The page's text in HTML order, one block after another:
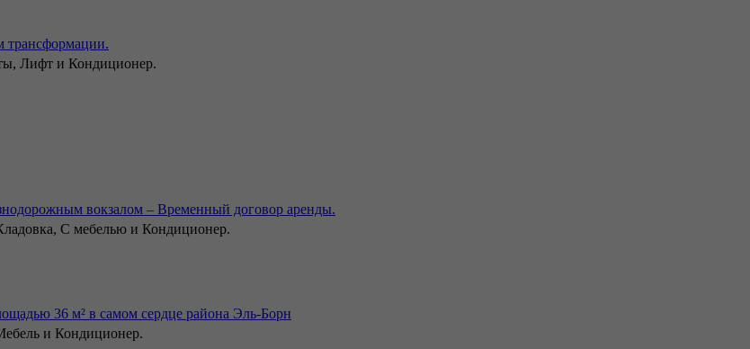
трансформации.
Лифт и Кондиционер.
вокзалом – Временный договор аренды.
С мебелью и Кондиционер.
36 м² в самом сердце района Эль-Борн
и Кондиционер.